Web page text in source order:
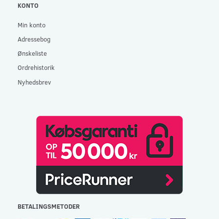
KONTO
Min konto
Adressebog
Ønskeliste
Ordrehistorik
Nyhedsbrev
BETALINGSMETODER